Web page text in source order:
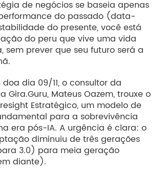
de negócios se baseia apenas
do passado (data-
do presente, você está
do peru que vive uma vida
sem prever que seu futuro será a
doa dia 09/11, o consultor da
Gira.Guru, Mateus Oazem, trouxe o
Estratégico, um modelo de
para a sobrevivência
era pós-IA. A urgência é clara: o
diminuiu de três gerações
3.0) para meia geração
diante).